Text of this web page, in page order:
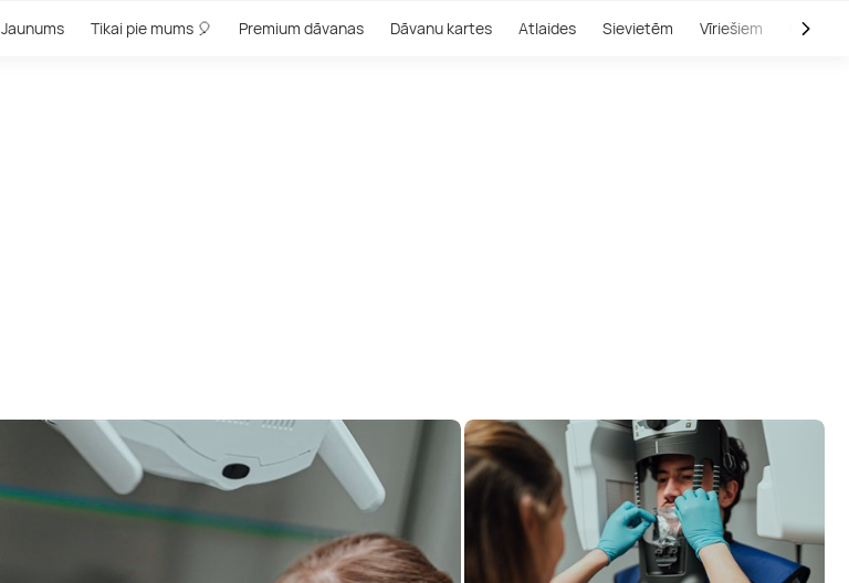
Jaunums Tikai pie mums 🎈 Premium dāvanas Dāvanu kartes Atlaides Sievietēm Vīriešiem Outlet